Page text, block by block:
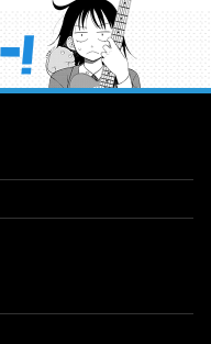
ジャンプルーキー！